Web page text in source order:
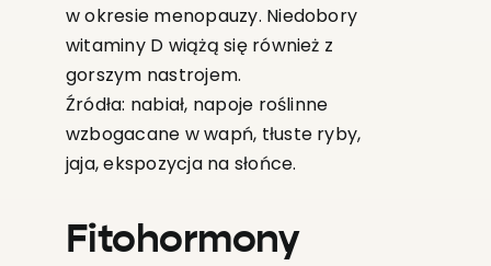
w okresie menopauzy. Niedobory
witaminy D wiążą się również z
gorszym nastrojem.
Źródła: nabiał, napoje roślinne
wzbogacane w wapń, tłuste ryby,
jaja, ekspozycja na słońce.
Fitohormony